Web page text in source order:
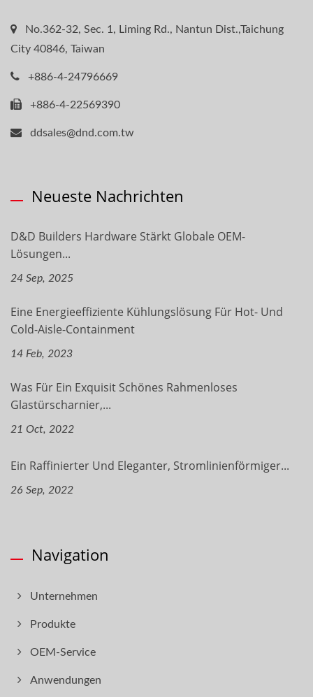
No.362-32, Sec. 1, Liming Rd., Nantun Dist.,Taichung
City 40846, Taiwan
+886-4-24796669
+886-4-22569390
ddsales@dnd.com.tw
Neueste Nachrichten
D&D Builders Hardware Stärkt Globale OEM-
Lösungen...
24 Sep, 2025
Eine Energieeffiziente Kühlungslösung Für Hot- Und
Cold-Aisle-Containment
14 Feb, 2023
Was Für Ein Exquisit Schönes Rahmenloses
Glastürscharnier,...
21 Oct, 2022
Ein Raffinierter Und Eleganter, Stromlinienförmiger...
26 Sep, 2022
Navigation
Unternehmen
Produkte
OEM-Service
Anwendungen